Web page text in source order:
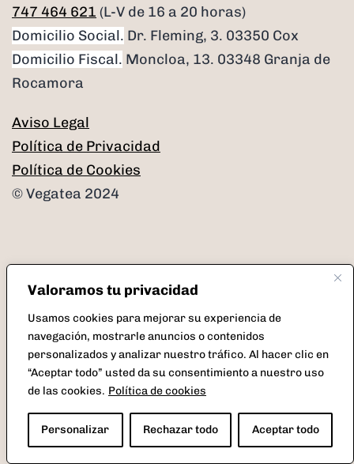
Valoramos tu privacidad
Usamos cookies para mejorar su experiencia de
navegación, mostrarle anuncios o contenidos
personalizados y analizar nuestro tráfico. Al hacer clic en
“Aceptar todo” usted da su consentimiento a nuestro uso
de las cookies. Política de cookies
Personalizar Rechazar todo Aceptar todo
747 464 621 (L-V de 16 a 20 horas)
Domicilio Social. Dr. Fleming, 3. 03350 Cox
Domicilio Fiscal. Moncloa, 13. 03348 Granja de
Rocamora
Aviso Legal
Política de Privacidad
Política de Cookies
© Vegatea 2024
FacebookInstagram
electrónico